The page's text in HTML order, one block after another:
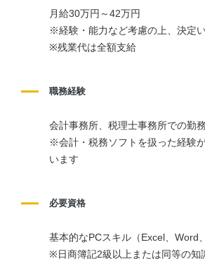
月給30万円～42万円
※経験・能力など考慮の上、決定
※残業代は全額支給
職務経験
会計事務所、税理士事務所での勤
※会計・税務ソフトを扱った経験
います
必要資格
基本的なPCスキル（Excel、Word
※日商簿記2級以上または同等の知